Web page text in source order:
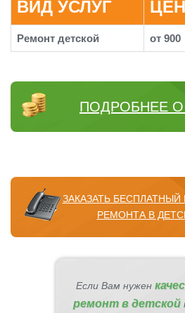
ВИД УСЛУГ
Ремонт детской от 900
ПОДРОБНЕЕ
ЗАКАЗАТЬ
РЕМОНТА В
Если Вам нужен
ремонт в детской